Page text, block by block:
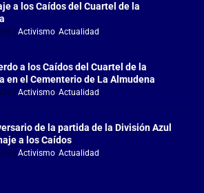
a los Caídos del Cuartel de la
|Activismo,Actualidad
a los Caídos del Cuartel de la
en el Cementerio de La Almudena
|Activismo,Actualidad
de la partida de la División Azul
a los Caídos
|Activismo,Actualidad